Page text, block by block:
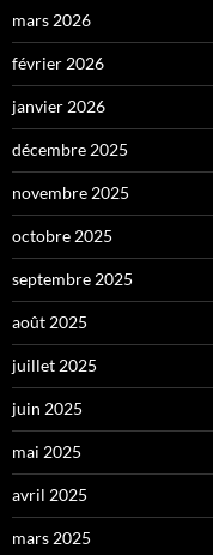
mars 2026
février 2026
janvier 2026
décembre 2025
novembre 2025
octobre 2025
septembre 2025
août 2025
juillet 2025
juin 2025
mai 2025
avril 2025
mars 2025